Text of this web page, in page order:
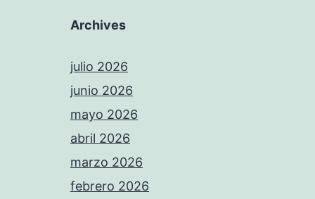
Archives
julio 2026
junio 2026
mayo 2026
abril 2026
marzo 2026
febrero 2026